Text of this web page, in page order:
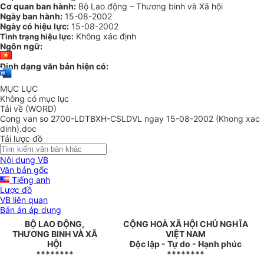
Cơ quan ban hành: Bộ Lao động – Thương binh và Xã hội
Ngày ban hành: 15-08-2002
Ngày có hiệu lực: 15-08-2002
Tình trạng hiệu lực: Không xác định
Ngôn ngữ:
Định dạng văn bản hiện có:
MỤC LỤC
Không có mục lục
Tải về (WORD)
Cong van so 2700-LDTBXH-CSLDVL ngay 15-08-2002 (Khong xac
dinh).doc
Tải lược đồ
Nội dung VB
Văn bản gốc
Tiếng anh
Lược đồ
VB liên quan
Bản án áp dụng
BỘ LAO ĐỘNG,
THƯƠNG BINH VÀ XÃ
HỘI
********
CỘNG HOÀ XÃ HỘI CHỦ NGHĨA
VIỆT NAM
Độc lập - Tự do - Hạnh phúc
********